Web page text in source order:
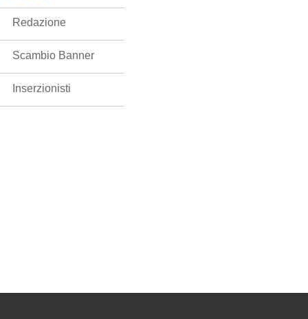
Redazione
Scambio Banner
Inserzionisti